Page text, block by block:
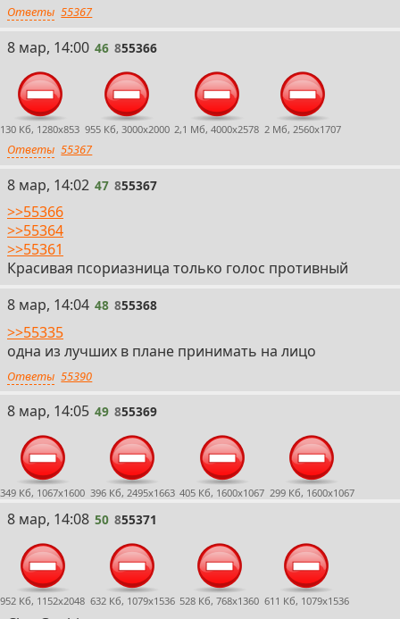
Ответы 55367
46
8 мар, 14:00 46 855366
130 Кб, 1280x853 955 Кб, 3000x2000 2,1 Мб, 4000x2578 2 Мб, 2560x1707
Ответы 55367
47
8 мар, 14:02 47 855367
>>55366
>>55364
>>55361
Красивая псориазница только голос противный
48
8 мар, 14:04 48 855368
>>55335
одна из лучших в плане принимать на лицо
Ответы 55390
49
8 мар, 14:05 49 855369
349 Кб, 1067x1600 396 Кб, 2495x1663 405 Кб, 1600x1067 299 Кб, 1600x1067
50
8 мар, 14:08 50 855371
952 Кб, 1152x2048 632 Кб, 1079x1536 528 Кб, 768x1360 611 Кб, 1079x1536